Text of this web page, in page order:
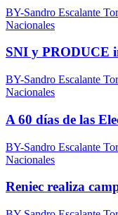
BY-Sandro Escalante
Nacionales
SNI y PRODUCE
BY-Sandro Escalante
Nacionales
A 60 días de las
BY-Sandro Escalante
Nacionales
Reniec realiza